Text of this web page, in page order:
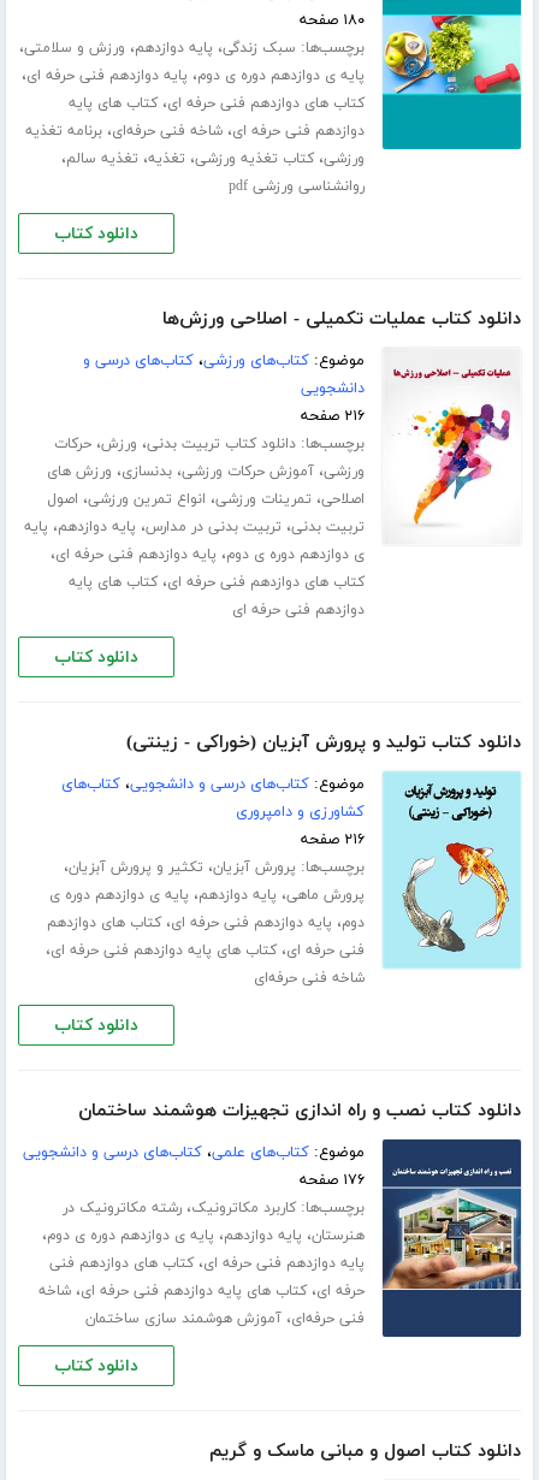
۱۸۰ صفحه
برچسب‌ها: سبک زندگی، پایه دوازدهم، ورزش و سلامتی،
پایه ی دوازدهم دوره ی دوم، پایه دوازدهم فنی حرفه ای،
کتاب های دوازدهم فنی حرفه ای،کتاب های پایه
دوازدهم فنی حرفه ای،شاخه فنی حرفه‌ای،برنامه تغذیه
ورزشی،کتاب تغذیه ورزشی، تغذیه، تغذیه سالم،
روانشناسی ورزشی pdf
دانلود کتاب
دانلود کتاب عملیات تکمیلی - اصلاحی ورزش‌ها
موضوع:کتاب‌های ورزشی،کتاب‌های درسی و
دانشجویی
۲۱۶ صفحه
برچسب‌ها:دانلود کتاب تربیت بدنی، ورزش،حرکات
ورزشی،آموزش حرکات ورزشی،بدنسازی، ورزش های
اصلاحی، تمرینات ورزشی، انواع تمرین ورزشی، اصول
تربیت بدنی، تربیت بدنی در مدارس، پایه دوازدهم، پایه
ی دوازدهم دوره ی دوم، پایه دوازدهم فنی حرفه ای،
کتاب های دوازدهم فنی حرفه ای،کتاب های پایه
دوازدهم فنی حرفه ای
دانلود کتاب
دانلود کتاب تولید و پرورش آبزیان (خوراکی - زینتی)
موضوع:کتاب‌های درسی و دانشجویی،کتاب‌های
کشاورزی و دامپروری
۲۱۶ صفحه
برچسب‌ها: پرورش آبزیان، تکثیر و پرورش آبزیان،
پرورش ماهی، پایه دوازدهم، پایه ی دوازدهم دوره ی
دوم، پایه دوازدهم فنی حرفه ای،کتاب های دوازدهم
فنی حرفه ای،کتاب های پایه دوازدهم فنی حرفه ای،
شاخه فنی حرفه‌ای
دانلود کتاب
دانلود کتاب نصب و راه اندازی تجهیزات هوشمند ساختمان
موضوع:کتاب‌های علمی،کتاب‌های درسی و دانشجویی
۱۷۶ صفحه
برچسب‌ها:کاربرد مکاترونیک،رشته مکاترونیک در
هنرستان، پایه دوازدهم، پایه ی دوازدهم دوره ی دوم،
پایه دوازدهم فنی حرفه ای،کتاب های دوازدهم فنی
حرفه ای،کتاب های پایه دوازدهم فنی حرفه ای،شاخه
فنی حرفه‌ای،آموزش هوشمند سازی ساختمان
دانلود کتاب
دانلود کتاب اصول و مبانی ماسک و گریم